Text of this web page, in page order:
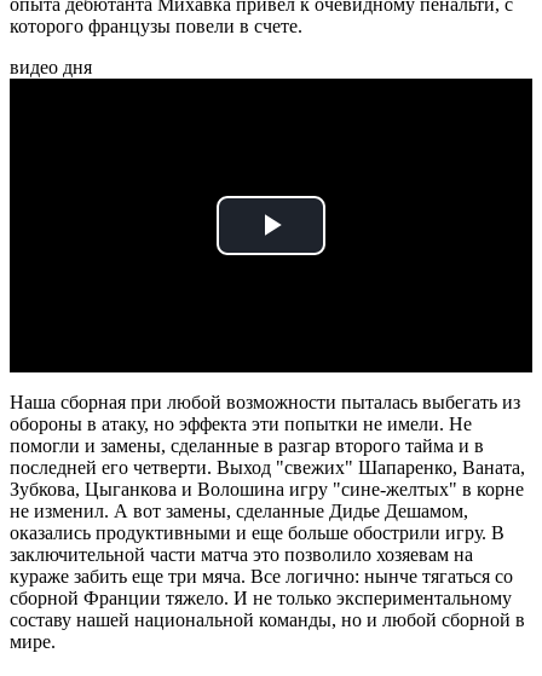
опыта дебютанта Михавка привел к очевидному пенальти, с
которого французы повели в счете.
видео дня
Play
Наша сборная при любой возможности пыталась выбегать из
обороны в атаку, но эффекта эти попытки не имели. Не
помогли и замены, сделанные в разгар второго тайма и в
последней его четверти. Выход "свежих" Шапаренко, Ваната,
Зубкова, Цыганкова и Волошина игру "сине-желтых" в корне
не изменил. А вот замены, сделанные Дидье Дешамом,
оказались продуктивными и еще больше обострили игру. В
заключительной части матча это позволило хозяевам на
кураже забить еще три мяча. Все логично: нынче тягаться со
сборной Франции тяжело. И не только экспериментальному
составу нашей национальной команды, но и любой сборной в
мире.